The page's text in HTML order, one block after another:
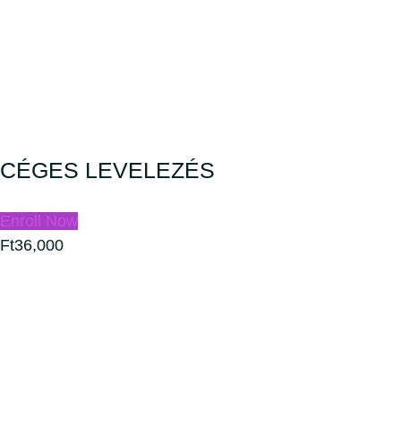
CÉGES LEVELEZÉS
Enroll Now
Ft36,000